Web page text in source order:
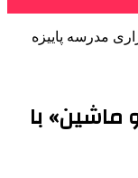
مدرسه پاییزه
ماشین» با